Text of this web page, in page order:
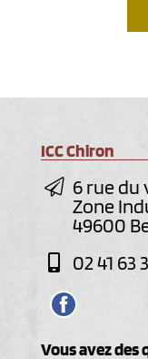
ICC Chiron
6 rue du
Zone
49600
02 41 63
Vous avez des